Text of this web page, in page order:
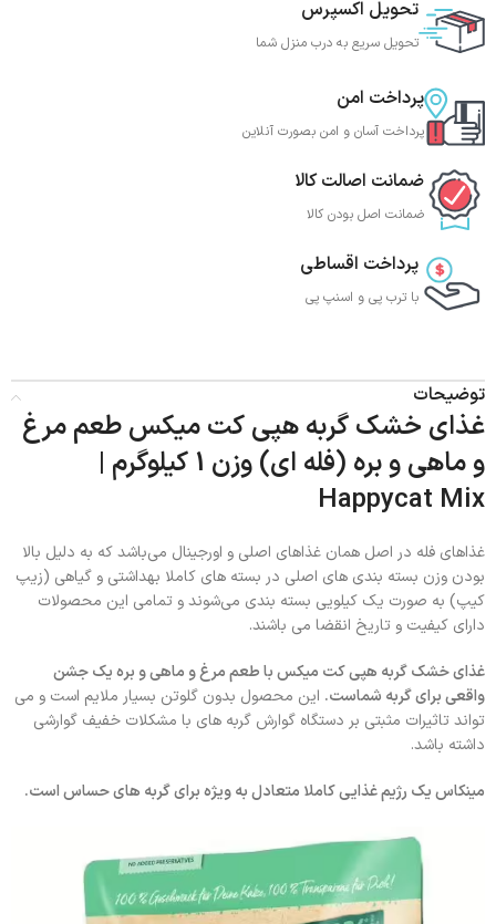
تحویل اکسپرس
تحویل سریع به درب منزل شما
پرداخت امن
پرداخت آسان و امن بصورت آنلاین
ضمانت اصالت کالا
ضمانت اصل بودن کالا
پرداخت اقساطی
با ترب‌ پی و اسنپ پی
توضیحات
غذای خشک گربه هپی کت میکس طعم مرغ
و ماهی و بره (فله ای) وزن 1 کیلوگرم |
Happycat Mix
غذاهای فله در اصل همان غذاهای اصلی و اورجینال می‌باشد که به دلیل بالا
بودن وزن بسته بندی های اصلی در بسته های کاملا بهداشتی و گیاهی (زیپ
کیپ) به صورت یک کیلویی بسته بندی می‌شوند و تمامی این محصولات
دارای کیفیت و تاریخ انقضا می باشند.
غذای خشک گربه هپی کت میکس با طعم مرغ و ماهی و بره یک جشن
واقعی برای گربه شماست. این محصول بدون گلوتن بسیار ملایم است و می
تواند تاثیرات مثبتی بر دستگاه گوارش گربه های با مشکلات خفیف گوارشی
داشته باشد.
مینکاس یک رژیم غذایی کاملا متعادل به ویژه برای گربه های حساس است.